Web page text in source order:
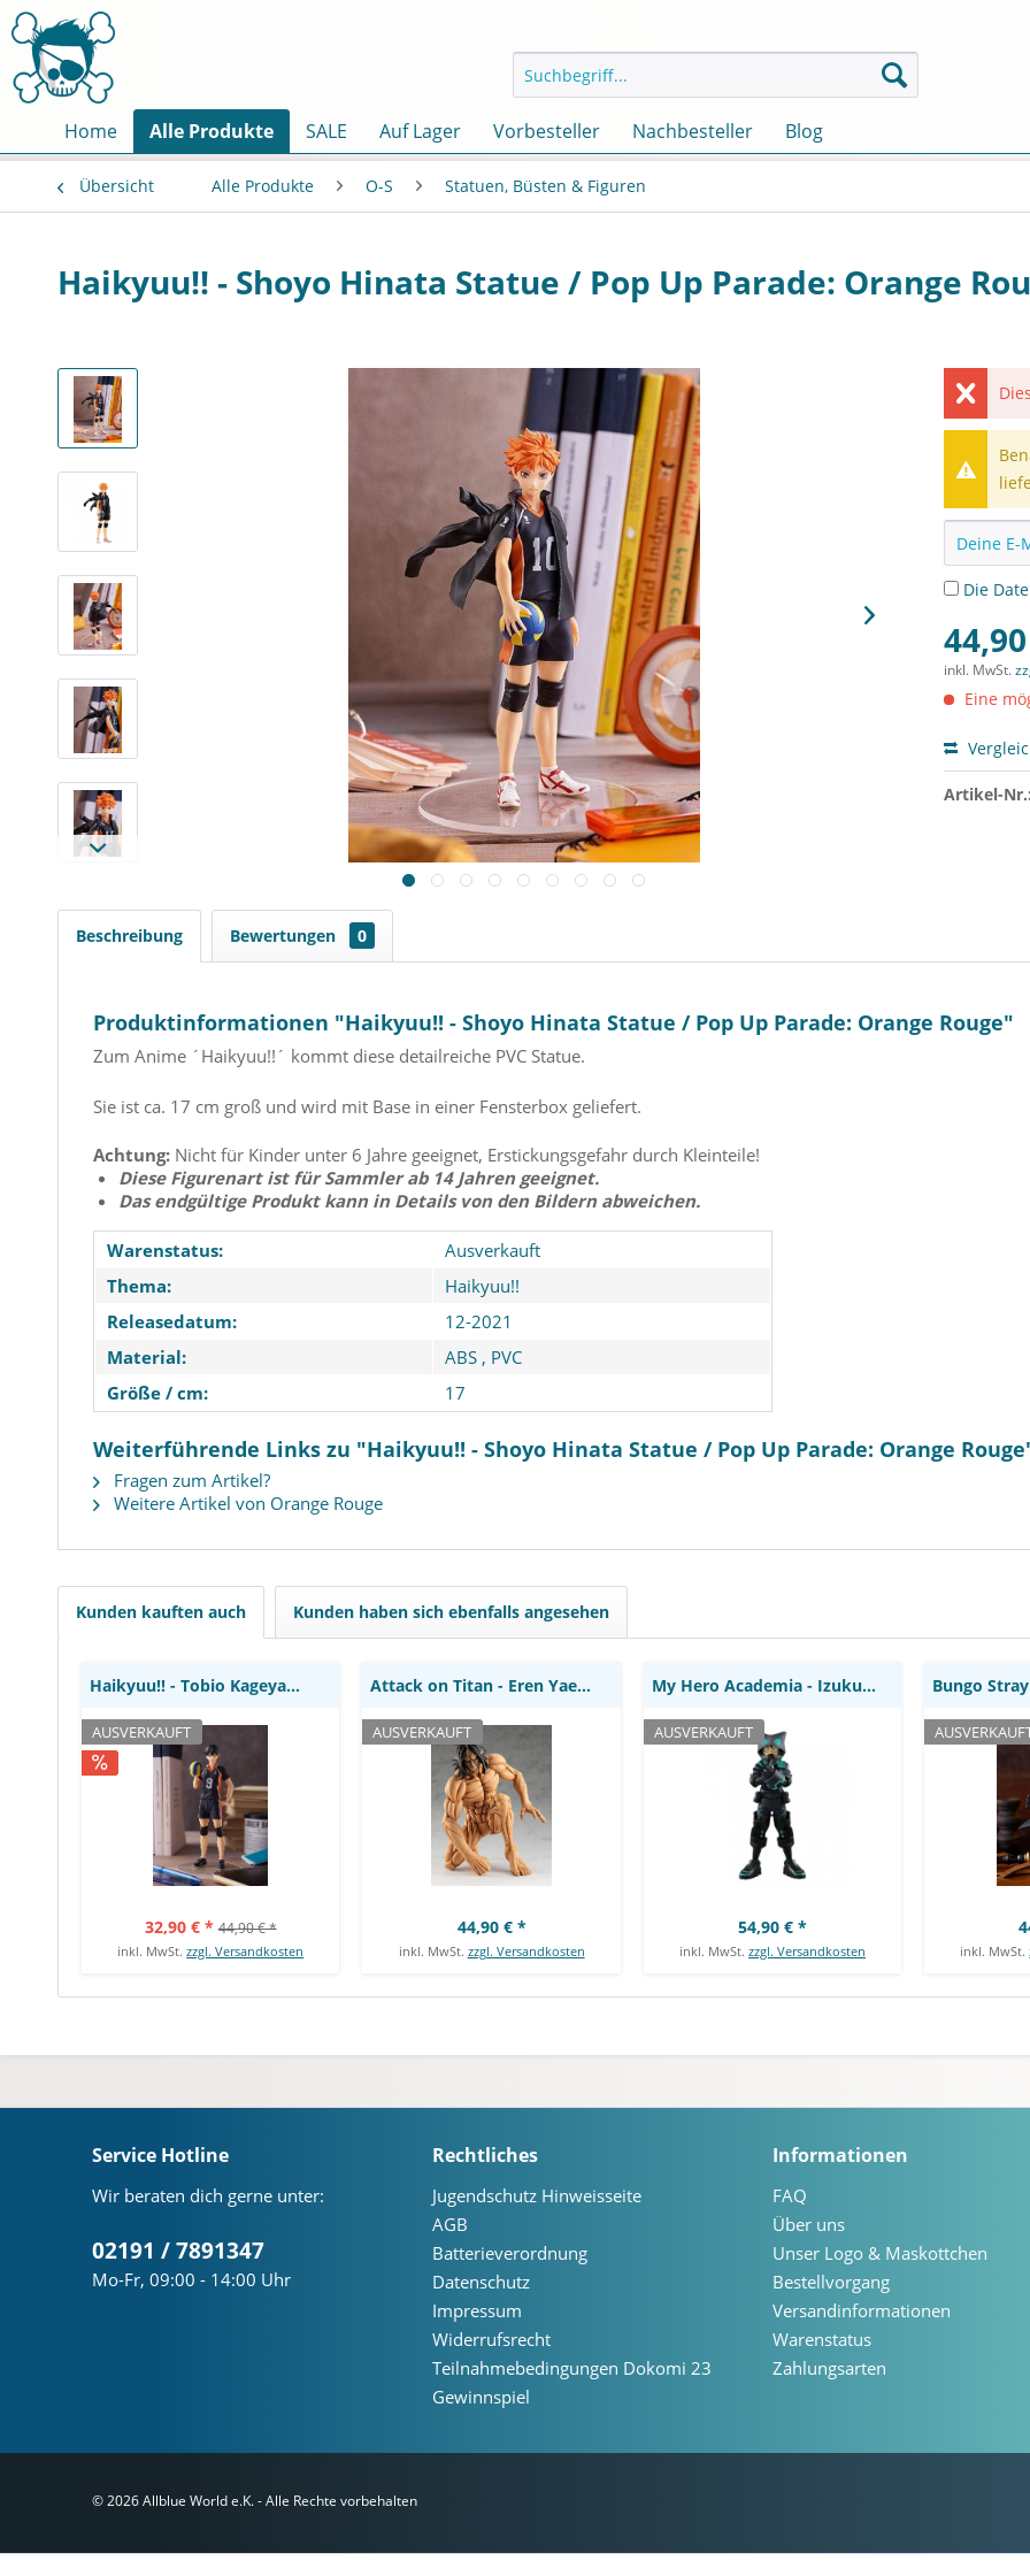
Home Alle Produkte SALE Auf Lager Vorbesteller Nachbesteller Blog
Übersicht Alle Produkte O-S Statuen, Büsten & Figuren
Haikyuu!! - Shoyo Hinata Statue / Pop Up Parade: Orange
Die
inkl. MwSt.
Eine
Artikel-Nr.:
Beschreibung Bewertungen 0
Produktinformationen "Haikyuu!! - Shoyo Hinata Statue / Pop Up Parade: Orange Rouge"
Zum Anime ´Haikyuu!!´ kommt diese detailreiche PVC Statue.
Sie ist ca. 17 cm groß und wird mit Base in einer Fensterbox geliefert.
Achtung: Nicht für Kinder unter 6 Jahre geeignet, Erstickungsgefahr durch Kleinteile!
Diese Figurenart ist für Sammler ab 14 Jahren geeignet.
Das endgültige Produkt kann in Details von den Bildern abweichen.
Warenstatus:
Ausverkauft
Thema:
Haikyuu!!
Releasedatum:
12-2021
Material:
ABS , PVC
Größe / cm:
17
Weiterführende Links zu "Haikyuu!! - Shoyo Hinata Statue / Pop Up Parade: Orange
Fragen zum Artikel?
Weitere Artikel von Orange Rouge
Kunden kauften auch Kunden haben sich ebenfalls angesehen
Haikyuu!! - Tobio Kageyama
AUSVERKAUFT
Haikyuu!! - Tobio Kageyama Statue / Pop Up...
32,90 € * 44,90 € *
inkl. MwSt.zzgl. Versandkosten
Attack on Titan - Eren Yaeger
AUSVERKAUFT
Attack on Titan - Eren Yaeger Statue / Pop Up...
44,90 € *
inkl. MwSt. zzgl. Versandkosten
AUSVERKAUFT
My Hero Academia - Izuku Midoriya Figur /...
54,90 € *
inkl. MwSt. zzgl. Versandkosten inkl. MwSt.
Service Hotline
Wir beraten dich gerne unter:
02191 / 7891347
Mo-Fr, 09:00 - 14:00 Uhr
Rechtliches
Jugendschutz Hinweisseite
AGB
Batterieverordnung
Datenschutz
Impressum
Widerrufsrecht
Teilnahmebedingungen Dokomi 23
Gewinnspiel
Informationen
FAQ
Über uns
Unser Logo & Maskottchen
Bestellvorgang
Versandinformationen
Warenstatus
Zahlungsarten
© 2026 Allblue World e.K. - Alle Rechte vorbehalten